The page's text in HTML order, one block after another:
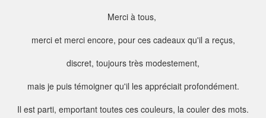
Merci à tous,
merci et merci encore, pour ces cadeaux qu'il a reçus,
discret, toujours très modestement,
mais je puis témoigner qu'il les appréciait profondément.
Il est parti, emportant toutes ces couleurs, la couler des mots.